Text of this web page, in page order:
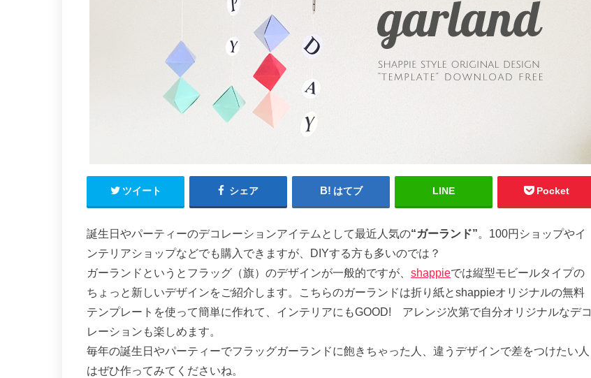
ツイート シェア はてブ LINE Pocket
誕生日やパーティーのデコレーションアイテムとして最近人気の“ガーランド”。100円ショップやイ
ンテリアショップなどでも購入できますが、DIYする方も多いのでは？
ガーランドというとフラッグ（旗）のデザインが一般的ですが、 shappieでは縦型モビールタイプの
ちょっと新しいデザインをご紹介します。こちらのガーランドは折り紙とshappieオリジナルの無料
テンプレートを使って簡単に作れて、インテリアにもGOOD! アレンジ次第で自分オリジナルなデコ
レーションも楽しめます。
毎年の誕生日やパーティーでフラッグガーランドに飽きちゃった人、違うデザインで差をつけたい人
はぜひ作ってみてくださいね。